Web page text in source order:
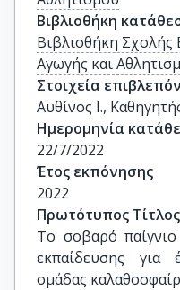
Βιβλιοθήκη
Βιβλιοθήκη Σχολής
Αγωγής και
Στοιχεία
Αυθίνος Ι.,
Ημερομηνία
22/7/2022
Έτος εκπόνησης
2022
Πρωτότυπος Τίτλος
Το σοβαρό
εκπαίδευσης για
ομάδας